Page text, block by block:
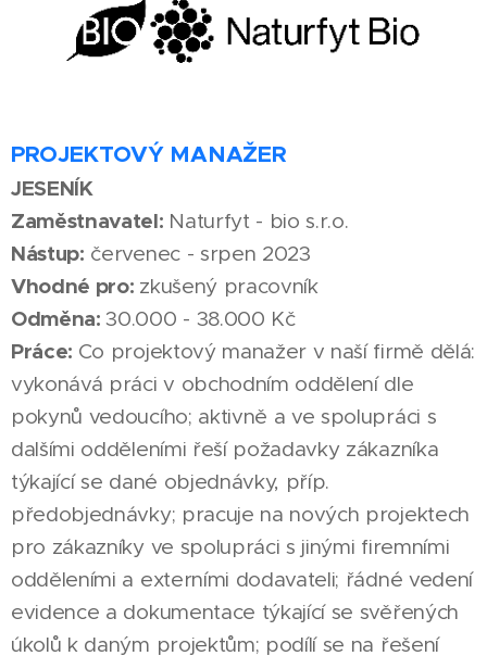
PROJEKTOVÝ MANAŽER
JESENÍK
Zaměstnavatel: Naturfyt - bio s.r.o.
Nástup: červenec - srpen 2023
Vhodné pro: zkušený pracovník
Odměna:30.000 - 38.000 Kč
Práce: Co projektový manažer v naší firmě dělá:
vykonává práci v obchodním oddělení dle
pokynů vedoucího; aktivně a ve spolupráci s
dalšími odděleními řeší požadavky zákazníka
týkající se dané objednávky, příp.
předobjednávky; pracuje na nových projektech
pro zákazníky ve spolupráci s jinými firemními
odděleními a externími dodavateli; řádné vedení
evidence a dokumentace týkající se svěřených
úkolů k daným projektům; podílí se na řešení